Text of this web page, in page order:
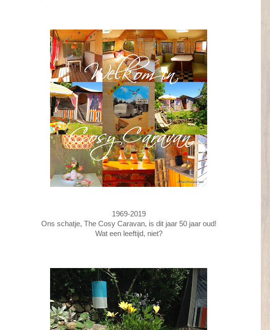
1969-2019
Ons schatje, The Cosy Caravan, is dit jaar 50 jaar oud!
Wat een leeftijd, niet?